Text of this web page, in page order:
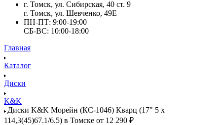
г. Томск, ул. Сибирская, 40 ст. 9
г. Томск, ул. Шевченко, 49Е
ПН-ПТ: 9:00-19:00
СБ-ВС: 10:00-18:00
Главная
Каталог
Диски
K&K
Диски K&K Морейн (КС-1046) Кварц (17" 5 x
114,3(45)67.1/6.5) в Томске от 12 290 ₽